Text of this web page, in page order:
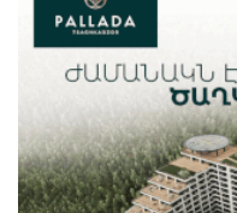
Платформа
IDBank